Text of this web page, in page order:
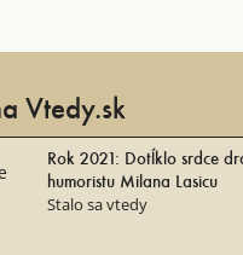
Vtedy.sk
Rok 2021: Dotĺklo srdce
humoristu Milana Lasicu
Stalo sa vtedy